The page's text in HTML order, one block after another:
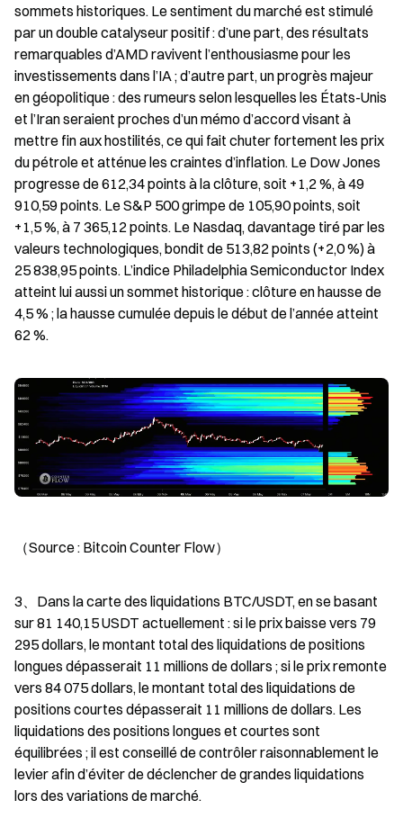
sommets historiques. Le sentiment du marché est stimulé
par un double catalyseur positif : d’une part, des résultats
remarquables d’AMD ravivent l’enthousiasme pour les
investissements dans l’IA ; d’autre part, un progrès majeur
en géopolitique : des rumeurs selon lesquelles les États-Unis
et l’Iran seraient proches d’un mémo d’accord visant à
mettre fin aux hostilités, ce qui fait chuter fortement les prix
du pétrole et atténue les craintes d’inflation. Le Dow Jones
progresse de 612,34 points à la clôture, soit +1,2 %, à 49
910,59 points. Le S&P 500 grimpe de 105,90 points, soit
+1,5 %, à 7 365,12 points. Le Nasdaq, davantage tiré par les
valeurs technologiques, bondit de 513,82 points (+2,0 %) à
25 838,95 points. L’indice Philadelphia Semiconductor Index
atteint lui aussi un sommet historique : clôture en hausse de
4,5 % ; la hausse cumulée depuis le début de l’année atteint
62 %.
（Source : Bitcoin Counter Flow）
3、Dans la carte des liquidations BTC/USDT, en se basant
sur 81 140,15 USDT actuellement : si le prix baisse vers 79
295 dollars, le montant total des liquidations de positions
longues dépasserait 11 millions de dollars ; si le prix remonte
vers 84 075 dollars, le montant total des liquidations de
positions courtes dépasserait 11 millions de dollars. Les
liquidations des positions longues et courtes sont
équilibrées ; il est conseillé de contrôler raisonnablement le
levier afin d’éviter de déclencher de grandes liquidations
lors des variations de marché.